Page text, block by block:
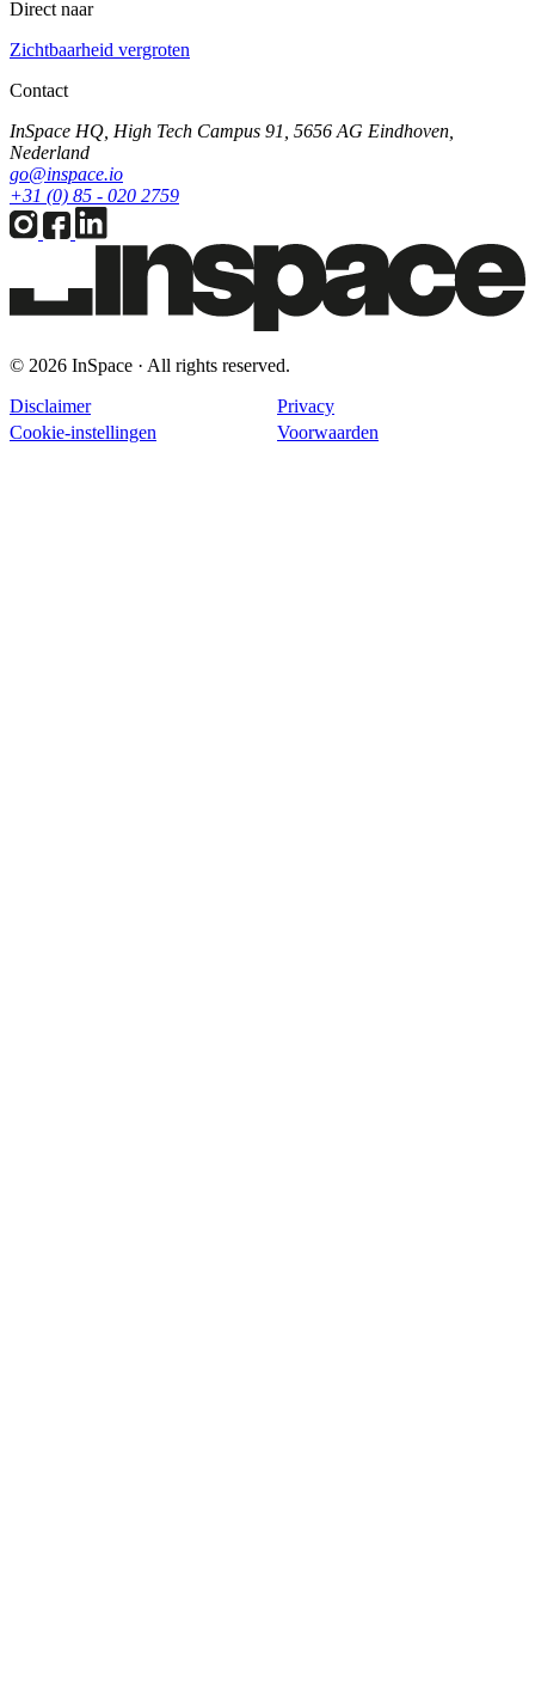
Direct naar
Zichtbaarheid vergroten
Contact
InSpace HQ, High Tech Campus 91, 5656 AG Eindhoven,
Nederland
go@inspace.io
+31 (0) 85 - 020 2759
© 2026 InSpace · All rights reserved.
Disclaimer
Privacy
Cookie-instellingen
Voorwaarden